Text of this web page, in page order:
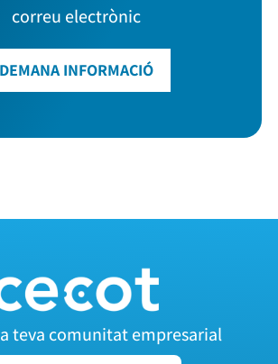
correu electrònic
DEMANA INFORMACIÓ
teva comunitat empresarial